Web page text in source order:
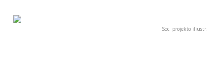
Soc. projekto iliustr.